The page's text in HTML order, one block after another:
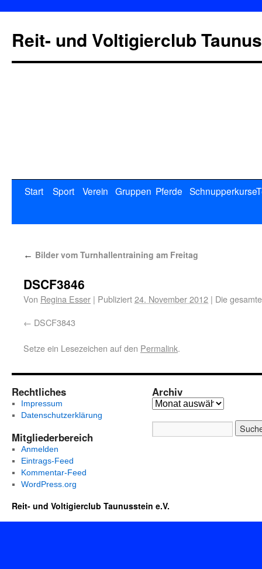
Reit- und Voltigierclub
Start Sport Verein Gruppen Pferde Schnupperkurse
← Bilder vom Turnhallentraining am Freitag
DSCF3846
Von Regina Esser | Publiziert24. November 2012 | Die
DSCF3843
Setze ein Lesezeichen auf den Permalink.
Rechtliches
Impressum
Datenschutzerklärung
Mitgliederbereich
Anmelden
Eintrags-Feed
Kommentar-Feed
WordPress.org
Archiv
Reit- und Voltigierclub Taunusstein e.V.